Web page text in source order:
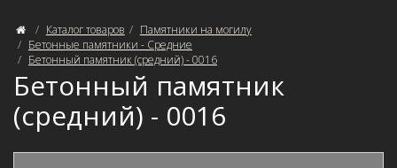
Каталог товаров
Памятники на могилу
Бетонные памятники - Средние
Бетонный памятник (средний) - 0016
Бетонный памятник
(средний) - 0016